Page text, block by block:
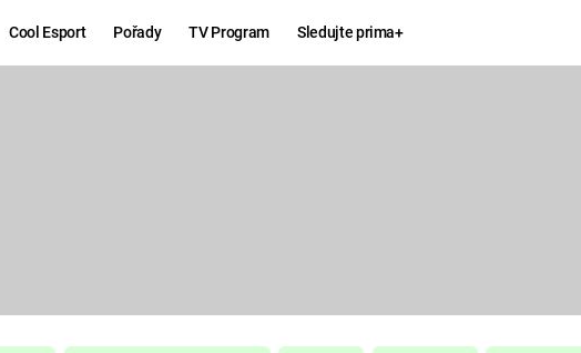
Cool Esport Pořady TV Program Sledujte prima+
KOMEDIE